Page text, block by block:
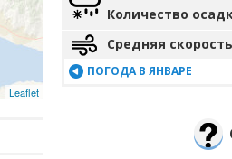
Leaflet
Количество
Средняя
ПОГОДА В ЯНВАРЕ